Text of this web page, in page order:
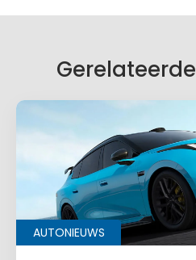
Je e-mailadres wordt
Naam*
AUTONIEUWS